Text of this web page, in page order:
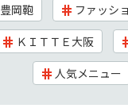
豊岡鞄
ファッシ
ＫＩＴＴＥ大阪
人気メニュー